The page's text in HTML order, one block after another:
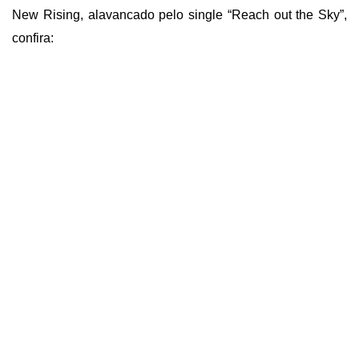
New Rising, alavancado pelo single “Reach out the Sky”,
confira: